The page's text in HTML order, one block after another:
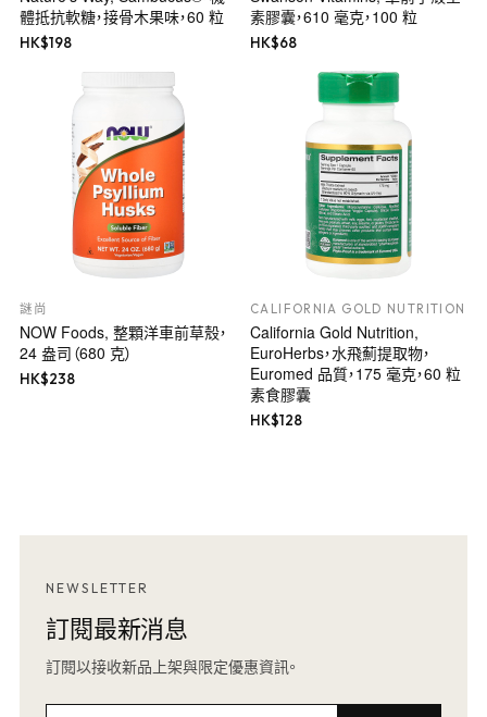
體抵抗軟糖，接骨木果味，60 粒
HK$198
素膠囊，610 毫克，100 粒
HK$68
謎尚
NOW Foods, 整顆洋車前草殼，
24 盎司（680 克）
HK$238
CALIFORNIA GOLD NUTRITION
California Gold Nutrition,
EuroHerbs，水飛薊提取物，
Euromed 品質，175 毫克，60 粒
素食膠囊
HK$128
NEWSLETTER
訂閱最新消息
訂閱以接收新品上架與限定優惠資訊。